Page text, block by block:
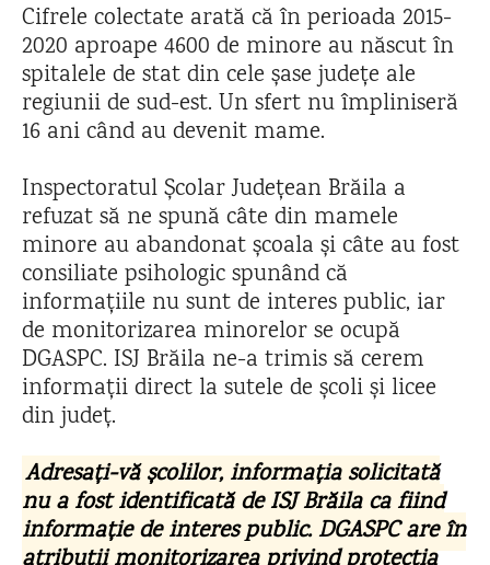
Cifrele colectate arată că în perioada 2015-
2020 aproape 4600 de minore au născut în
spitalele de stat din cele șase județe ale
regiunii de sud-est. Un sfert nu împliniseră
16 ani când au devenit mame.
Inspectoratul Școlar Județean Brăila a
refuzat să ne spună câte din mamele
minore au abandonat școala și câte au fost
consiliate psihologic spunând că
informațiile nu sunt de interes public, iar
de monitorizarea minorelor se ocupă
DGASPC. ISJ Brăila ne-a trimis să cerem
informații direct la sutele de școli și licee
din județ.
Adresați-vă școlilor, informația solicitată
nu a fost identificată de ISJ Brăila ca fiind
informație de interes public. DGASPC are în